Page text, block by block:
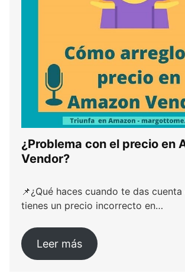
¿Problema con el precio en
Vendor?
📌¿Qué haces cuando te das
tienes un precio incorrecto en…
Leer más